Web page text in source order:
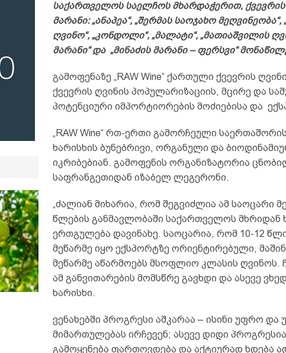
საქართველოს საელჩოს მხარდაჭერით,
მარანი: „ანაპეა“, „შერმას საოჯახო
ღვინო“, „კონდოლი“, „მალატი“, „მათიაშვილის
მარანი“ და „მინაძის მარანი – ფერსვი“
გამოფენაზე „RAW Wine“ ქართული ქვევრის
ქვევრის ღვინის პოპულარიზაციის, მცირე და
პოტენციური იმპორტიორების მოძიებისა და
„RAW Wine“ რთ-ერთი გამორჩეული
ხარისხის ბუნებრივი, ორგანული და
იკრიბებიან. გამოფენის ორგანიზატორია
საფრანგეთიდან იზაბელ ლეგერონი.
„ძალიან მიხარია, რომ შეგვიძლია ამ საოცარი
წლების განმავლობაში საქართველოს მხრიდან
ერთგულება დავინახე. საოცარია, რომ 10-12
მეწარმე იყო ექსპორტზე ორიენტირებული,
მეწარმე აწარმოებს მსოფლიო კლასის ღვინოს.
ამ განვითარების მომსწრე გავხდი და ასევე
ხარისხი.
ვენახებში პროგრესი აშკარაა – ისინი უფრო
მიმართულებას ირჩევენ; ასევე დიდი
გამოყენება ფართოვდება და აქტიურად ხდება